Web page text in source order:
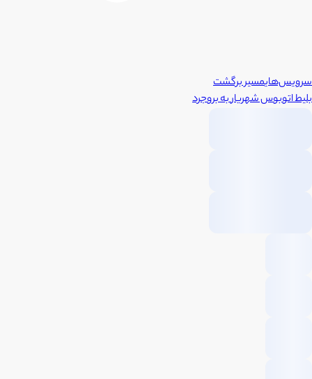
سرویس‌هایمسیر برگشت
بلیط اتوبوسشهریاربهبروجرد